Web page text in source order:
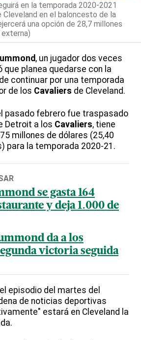
en la temporada 2020-2021
Cleveland en el baloncesto de la
una opción de 28,7 millones
, un jugador dos veces
que planea quedarse con la
continuar por una temporada
de los Cavaliers de Cleveland.
pasado febrero fue traspasado
Detroit a los Cavaliers, tiene
millones de dólares (25,40
para la temporada 2020-21.
se gasta 164
y deja 1.000 de
da a los
victoria seguida
episodio del martes del
de noticias deportivas
estará en Cleveland la